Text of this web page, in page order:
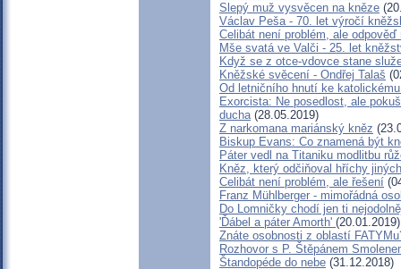
Slepý muž vysvěcen na kněze
Václav Peša - 70. let výročí
Celibát není problém, ale
Mše svatá ve Valči - 25. let
Když se z otce-vdovce stane
Kněžské svěcení - Ondřej Talaš
Od letničního hnutí ke
Exorcista: Ne posedlost, ale
ducha(28.05.2019)
Z narkomana mariánský kněz
Biskup Evans: Co znamená být
Páter vedl na Titaniku modlitbu
Kněz, který odčiňoval hříchy
Celibát není problém, ale řešení
Franz Mühlberger - mimořádná
Do Lomničky chodí jen ti
'Ďábel a páter Amorth' (20.01.2019)
Znáte osobnosti z oblastí
Rozhovor s P. Štěpánem
Štandopéde do nebe (31.12.2018)